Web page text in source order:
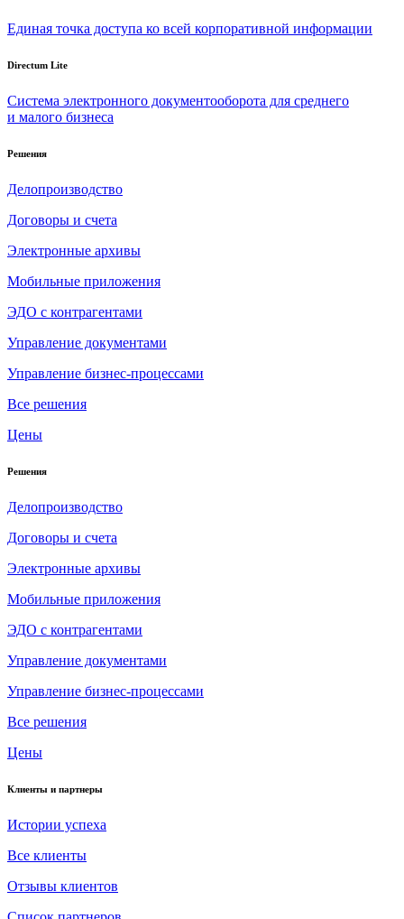
Единая точка доступа ко всей корпоративной информации
Directum Lite
Система электронного документооборота для среднего
и малого бизнеса
Решения
Делопроизводство
Договоры и счета
Электронные архивы
Мобильные приложения
ЭДО с контрагентами
Управление документами
Управление бизнес-процессами
Все решения
Цены
Решения
Делопроизводство
Договоры и счета
Электронные архивы
Мобильные приложения
ЭДО с контрагентами
Управление документами
Управление бизнес-процессами
Все решения
Цены
Клиенты и партнеры
Истории успеха
Все клиенты
Отзывы клиентов